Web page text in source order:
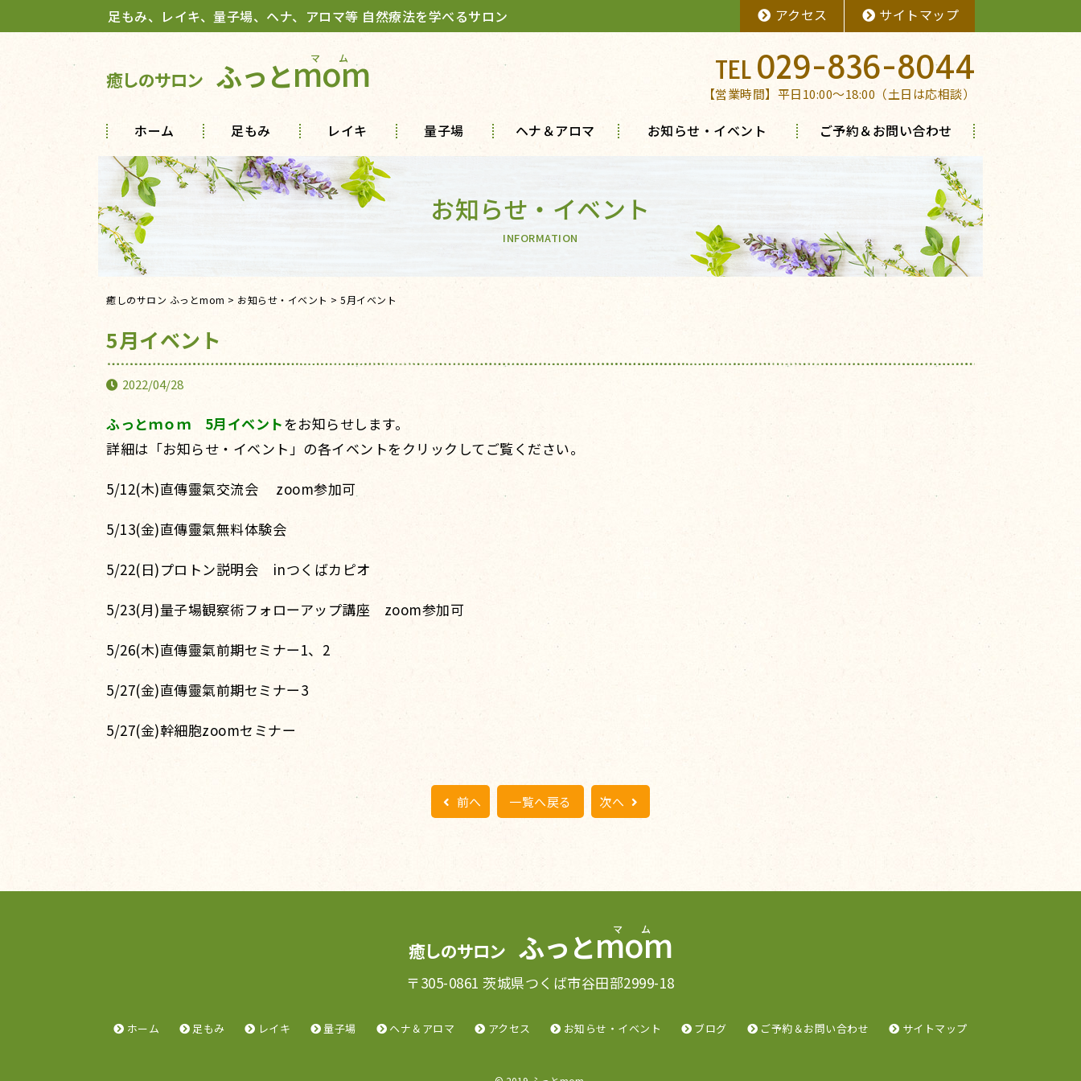
足もみ、レイキ、量子場、ヘナ、アロマ等 自然療法を学べるサロン アクセス サイトマップ
癒しのサロン ふっとmom 029-836-8044
【営業時間】平日10:00～18:00（土日は応相談）
ホーム 足もみ レイキ 量子場 ヘナ＆アロマ お知らせ・イベント ご予約＆お問い合わせ
お知らせ・イベント
INFORMATION
癒しのサロン ふっとmom > お知らせ・イベント > 5月イベント
5月イベント
2022/04/28
ふっとｍｏｍ 5月イベントをお知らせします。
詳細は「お知らせ・イベント」の各イベントをクリックしてご覧ください。
5/12(木)直傳靈氣交流会 zoom参加可
5/13(金)直傳靈氣無料体験会
5/22(日)プロトン説明会 inつくばカピオ
5/23(月)量子場観察術フォローアップ講座 zoom参加可
5/26(木)直傳靈氣前期セミナー1、2
5/27(金)直傳靈氣前期セミナー3
5/27(金)幹細胞zoomセミナー
前へ 一覧へ戻る 次へ
癒しのサロン ふっとmom
〒305-0861 茨城県つくば市谷田部2999-18
ホーム 足もみ レイキ 量子場 ヘナ＆アロマ アクセス お知らせ・イベント ブログ ご予約＆お問い合わせ サイトマップ